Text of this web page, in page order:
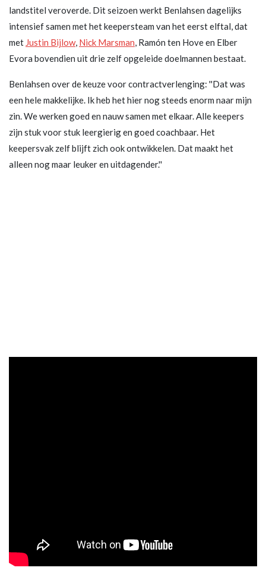
landstitel veroverde. Dit seizoen werkt Benlahsen dagelijks
intensief samen met het keepersteam van het eerst elftal, dat
met Justin Bijlow, Nick Marsman, Ramón ten Hove en Elber
Evora bovendien uit drie zelf opgeleide doelmannen bestaat.
Benlahsen over de keuze voor contractverlenging: ''Dat was
een hele makkelijke. Ik heb het hier nog steeds enorm naar mijn
zin. We werken goed en nauw samen met elkaar. Alle keepers
zijn stuk voor stuk leergierig en goed coachbaar. Het
keepersvak zelf blijft zich ook ontwikkelen. Dat maakt het
alleen nog maar leuker en uitdagender.''